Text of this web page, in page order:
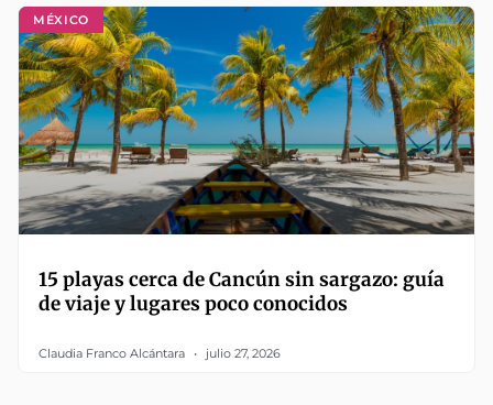
MÉXICO
15 playas cerca de Cancún sin sargazo: guía
de viaje y lugares poco conocidos
Claudia Franco Alcántara julio 27, 2026